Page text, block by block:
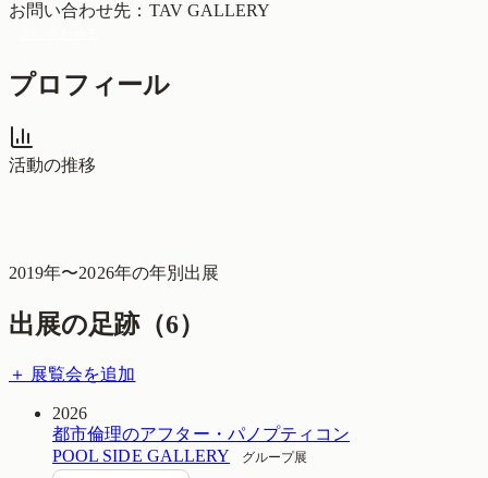
お問い合わせ先 ： TAV GALLERY
プロフィール
活動の推移
2019年〜2026年の年別出展
出展の足跡（6）
＋ 展覧会を追加
2026
都市倫理のアフター・パノプティコン
POOL SIDE GALLERY
グループ展